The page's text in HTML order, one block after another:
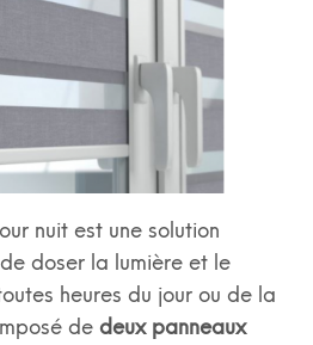
nuit est une solution
doser la lumière et le
heures du jour ou de la
de deux panneaux